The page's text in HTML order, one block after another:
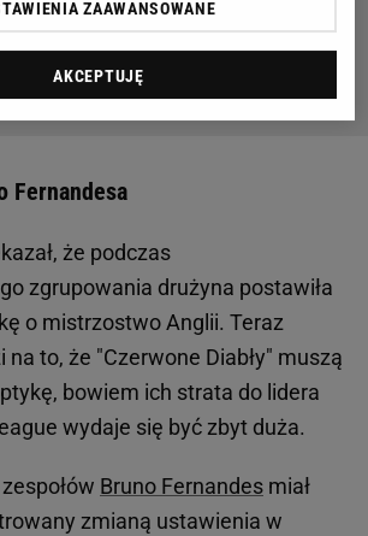
mają nowego trenera!
Fernandesa
że podczas
zgrupowania drużyna postawiła
o mistrzostwo Anglii. Teraz
na to, że "Czerwone Diabły" muszą
bowiem ich strata do lidera
wydaje się być zbyt duża.
Bruno Fernandes miał
zmianą ustawienia w
ZAAWANSOWANE
AKCEPTUJĘ